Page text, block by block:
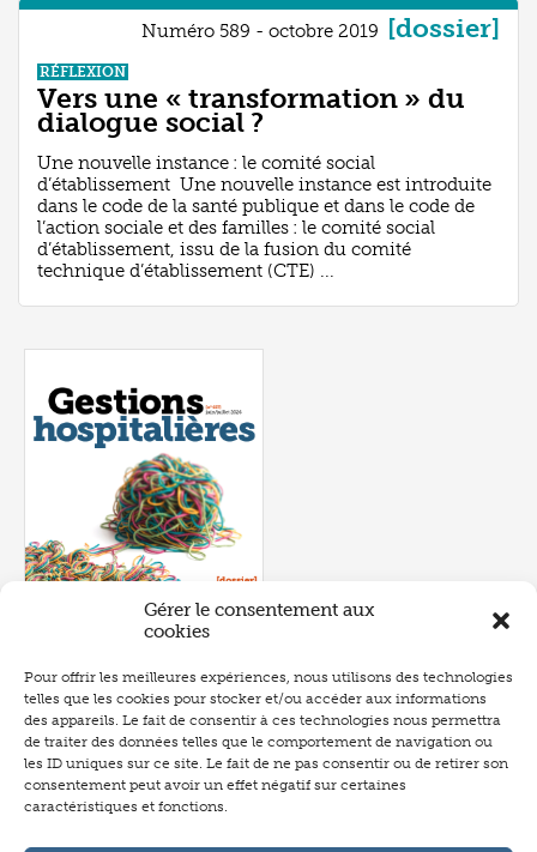
Gérer le consentement aux
cookies
Pour offrir les meilleures expériences, nous utilisons des technologies
telles que les cookies pour stocker et/ou accéder aux informations
des appareils. Le fait de consentir à ces technologies nous permettra
de traiter des données telles que le comportement de navigation ou
les ID uniques sur ce site. Le fait de ne pas consentir ou de retirer son
consentement peut avoir un effet négatif sur certaines
caractéristiques et fonctions.
Numéro 589 - octobre 2019 [dossier]
RÉFLEXION
Vers une « transformation » du
dialogue social ?
Une nouvelle instance : le comité social
d’établissement Une nouvelle instance est introduite
dans le code de la santé publique et dans le code de
l’action sociale et des familles : le comité social
d’établissement, issu de la fusion du comité
technique d’établissement (CTE) ...
Numéro 657- juin 2026